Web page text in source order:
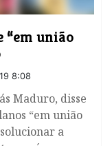
“em união
8:08
Maduro, disse
“em união
a